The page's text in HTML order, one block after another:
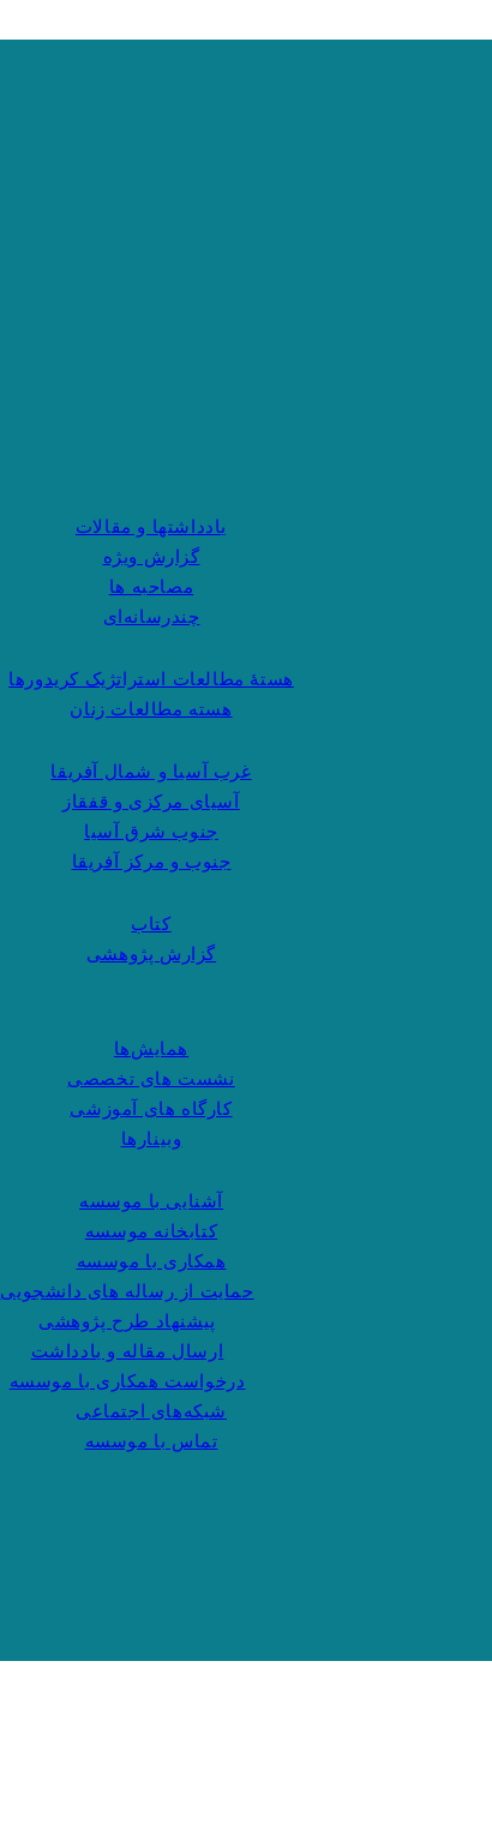
یادداشتها و مقالات
گزارش ویژه
مصاحبه ها
چندرسانه‌ای
هستهٔ مطالعات استراتژیک کریدورها
هسته مطالعات زنان
غرب آسیا و شمال آفریقا
آسیای مرکزی و قفقاز
جنوب شرق آسیا
جنوب و مرکز آفریقا
کتاب
گزارش پژوهشی
همایش‌ها
نشست های تخصصی
کارگاه های آموزشی
وبینارها
آشنایی با موسسه
کتابخانه موسسه
همکاری با موسسه
حمایت از رساله های دانشجویی
پیشنهاد طرح پژوهشی
ارسال مقاله و یادداشت
درخواست همکاری با موسسه
شبکه‌های اجتماعی
تماس با موسسه